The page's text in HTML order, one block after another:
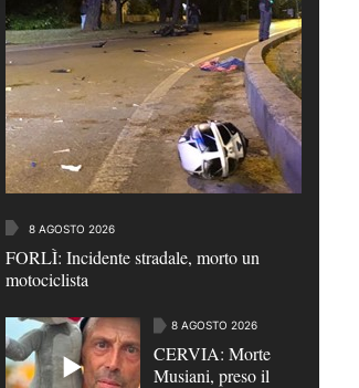
8 AGOSTO 2026
FORLÌ: Incidente stradale, morto un
motociclista
8 AGOSTO 2026
CERVIA: Morte
Musiani, preso il